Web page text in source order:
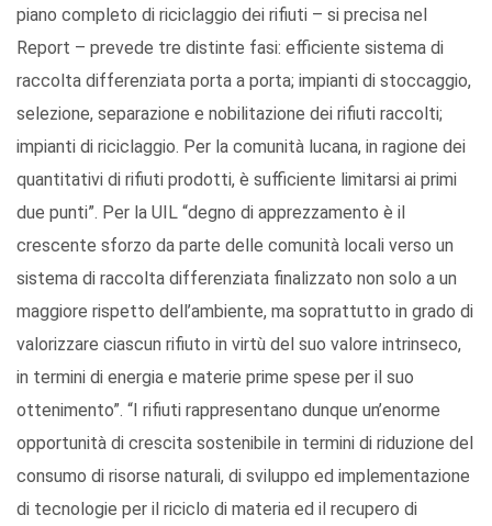
piano completo di riciclaggio dei rifiuti – si precisa nel
Report – prevede tre distinte fasi: efficiente sistema di
raccolta differenziata porta a porta; impianti di stoccaggio,
selezione, separazione e nobilitazione dei rifiuti raccolti;
impianti di riciclaggio. Per la comunità lucana, in ragione dei
quantitativi di rifiuti prodotti, è sufficiente limitarsi ai primi
due punti”. Per la UIL “degno di apprezzamento è il
crescente sforzo da parte delle comunità locali verso un
sistema di raccolta differenziata finalizzato non solo a un
maggiore rispetto dell’ambiente, ma soprattutto in grado di
valorizzare ciascun rifiuto in virtù del suo valore intrinseco,
in termini di energia e materie prime spese per il suo
ottenimento”. “I rifiuti rappresentano dunque un’enorme
opportunità di crescita sostenibile in termini di riduzione del
consumo di risorse naturali, di sviluppo ed implementazione
di tecnologie per il riciclo di materia ed il recupero di